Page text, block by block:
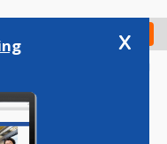
Check in
x